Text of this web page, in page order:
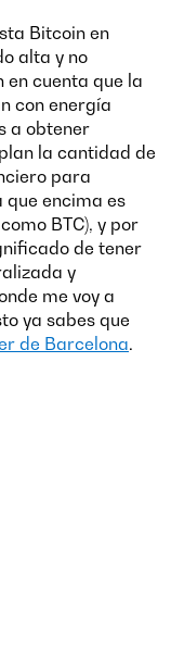
Bitcoin en
alta y no
en cuenta que la
con energía
a obtener
la cantidad de
para
encima es
BTC), y por
de tener
y
me voy a
ya sabes que
de Barcelona.